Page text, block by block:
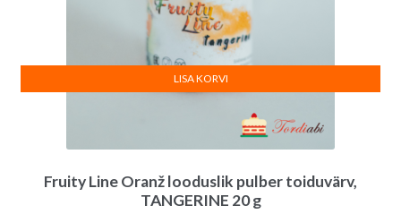
Fruity Line Oranž looduslik pulber toiduvärv,
TANGERINE 20 g
LISA KORVI